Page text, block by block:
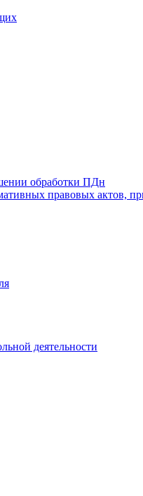
обработки ПДн
правовых актов,
деятельности